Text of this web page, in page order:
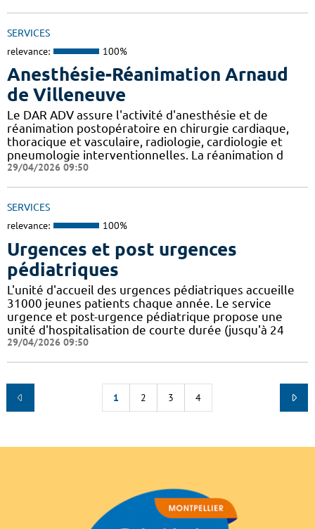
SERVICES
relevance: 100%
Anesthésie-Réanimation Arnaud
de Villeneuve
Le DAR ADV assure l'activité d'anesthésie et de
réanimation postopératoire en chirurgie cardiaque,
thoracique et vasculaire, radiologie, cardiologie et
pneumologie interventionnelles. La réanimation d
29/04/2026 09:50
SERVICES
relevance: 100%
Urgences et post urgences
pédiatriques
L'unité d'accueil des urgences pédiatriques accueille
31000 jeunes patients chaque année. Le service
urgence et post-urgence pédiatrique propose une
unité d'hospitalisation de courte durée (jusqu'à 24
29/04/2026 09:50
1 2 3 4